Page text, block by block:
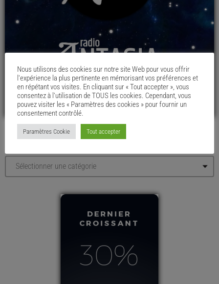
LE MENU DU CHAUDRON
Nous utilisons des cookies sur notre site Web pour vous offrir
l'expérience la plus pertinente en mémorisant vos préférences et
en répétant vos visites. En cliquant sur « Tout accepter », vous
consentez à l'utilisation de TOUS les cookies. Cependant, vous
pouvez visiter les « Paramètres des cookies » pour fournir un
consentement contrôlé.
Paramètres Cookie Tout accepter